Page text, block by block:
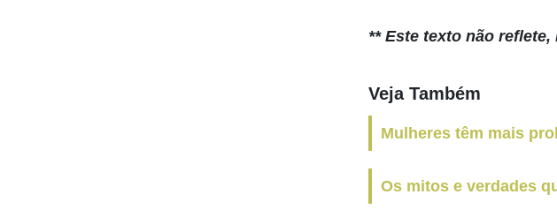
** Este texto não
Veja Também
Mulheres têm mais
Os mitos e verdades